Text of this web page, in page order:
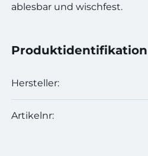
ablesbar und wischfest.
Produktidentifikation
Hersteller:
Artikelnr: